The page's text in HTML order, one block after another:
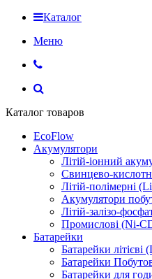
Каталог
Меню
Каталог товаров
EcoFlow
Акумулятори
Літій-іонний
Свинцево-
Літій-полімерні
Акумулятори
Літій-залізо-
Промислові (Ni-
Батарейки
Батарейки літієві
Батарейки
Батарейки для